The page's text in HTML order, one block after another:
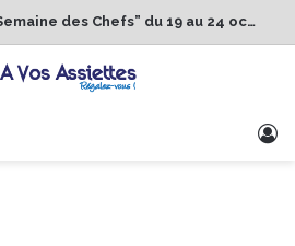
1er Édition de “La Semaine des Chefs” du 19 au 24 octobre 2026